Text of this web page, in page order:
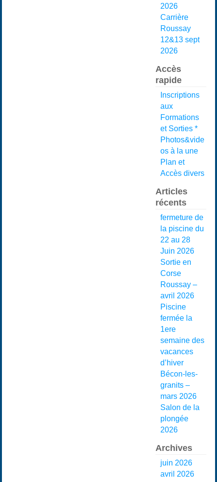
2026
Carrière
Roussay
12&13 sept
2026
Accès
rapide
Inscriptions
aux
Formations
et Sorties *
Photos&vide
os à la une
Plan et
Accès divers
Articles
récents
fermeture de
la piscine du
22 au 28
Juin 2026
Sortie en
Corse
Roussay –
avril 2026
Piscine
fermée la
1ere
semaine des
vacances
d’hiver
Bécon-les-
granits –
mars 2026
Salon de la
plongée
2026
Archives
juin 2026
avril 2026